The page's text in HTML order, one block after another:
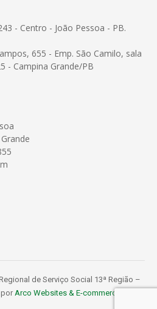
- Centro - João Pessoa - PB.
655 - Emp. São Camilo, sala
- Campina Grande/PB
de Serviço Social 13ª Região –
por Arco Websites & E-commerce